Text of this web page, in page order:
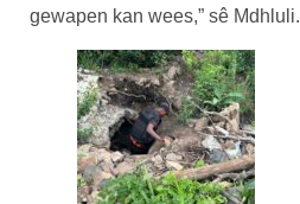
gewapen kan wees,” sê Mdhluli.